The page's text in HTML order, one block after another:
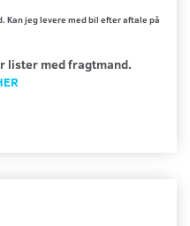
Kan jeg levere med bil efter aftale på
lister med fragtmand.